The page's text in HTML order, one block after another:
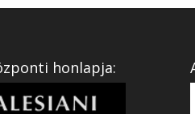
honlapja: